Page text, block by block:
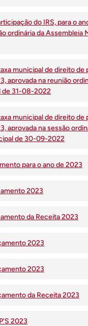
do IRS, para o
ordinária da Assembleia
municipal de direito de
aprovada na reunião
de 31-08-2022
municipal de direito de
aprovada na sessão
de 30-09-2022
para o ano de 2023
2023
da Receita 2023
2023
2023
da Receita 2023
2023